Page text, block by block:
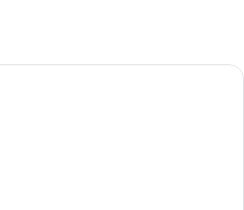
Sengetøy av topp kvalitet, safe på